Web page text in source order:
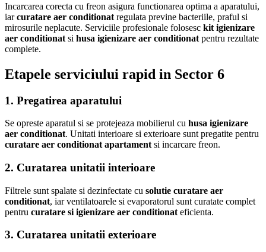
Incarcarea corecta cu freon asigura functionarea optima a aparatului,
iarcuratare aer conditionat regulata previne bacteriile, praful si
mirosurile neplacute. Serviciile profesionale folosesc kit igienizare
aer conditionat si husa igienizare aer conditionat pentru rezultate
complete.
Etapele serviciului rapid in Sector 6
1. Pregatirea aparatului
Se opreste aparatul si se protejeaza mobilierul cu husa igienizare
aer conditionat. Unitati interioare si exterioare sunt pregatite pentru
curatare aer conditionat apartament si incarcare freon.
2. Curatarea unitatii interioare
Filtrele sunt spalate si dezinfectate cu solutie curatare aer
conditionat, iar ventilatoarele si evaporatorul sunt curatate complet
pentru curatare si igienizare aer conditionat eficienta.
3. Curatarea unitatii exterioare